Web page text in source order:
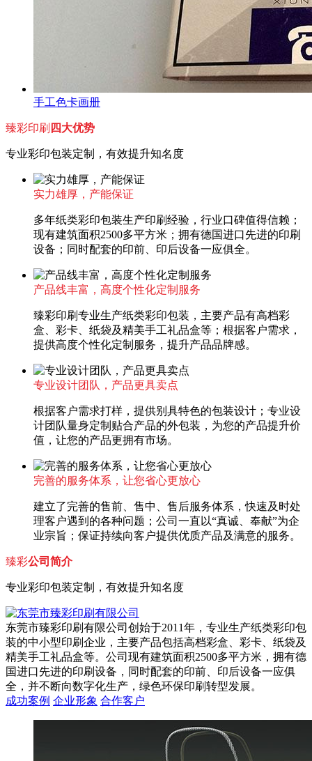
手工色卡画册
臻彩印刷 四大优势
专业彩印包装定制，有效提升知名度
实力雄厚，产能保证
多年纸类彩印包装生产印刷经验，行业口碑值得信赖；
现有建筑面积2500多平方米；拥有德国进口先进的印刷
设备；同时配套的印前、印后设备一应俱全。
产品线丰富，高度个性化定制服务
臻彩印刷专业生产纸类彩印包装，主要产品有高档彩
盒、彩卡、纸袋及精美手工礼品盒等；根据客户需求，
提供高度个性化定制服务，提升产品品牌感。
专业设计团队，产品更具卖点
根据客户需求打样，提供别具特色的包装设计；专业设
计团队量身定制贴合产品的外包装，为您的产品提升价
值，让您的产品更拥有市场。
完善的服务体系，让您省心更放心
建立了完善的售前、售中、售后服务体系，快速及时处
理客户遇到的各种问题；公司一直以“真诚、奉献”为企
业宗旨；保证持续向客户提供优质产品及满意的服务。
臻彩公司简介
专业彩印包装定制，有效提升知名度
东莞市臻彩印刷有限公司创始于2011年，专业生产纸类彩印包
装的中小型印刷企业，主要产品包括高档彩盒、彩卡、纸袋及
精美手工礼品盒等。公司现有建筑面积2500多平方米，拥有德
国进口先进的印刷设备，同时配套的印前、印后设备一应俱
全，并不断向数字化生产，绿色环保印刷转型发展。
成功案例 企业形象 合作客户